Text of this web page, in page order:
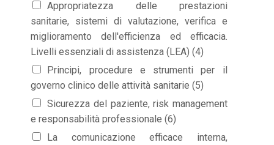
Appropriatezza delle prestazioni
sanitarie, sistemi di valutazione, verifica e
miglioramento dell'efficienza ed efficacia.
Livelli essenziali di assistenza (LEA) (4)
Principi, procedure e strumenti per il
governo clinico delle attività sanitarie (5)
Sicurezza del paziente, risk management
e responsabilità professionale (6)
La comunicazione efficace interna,